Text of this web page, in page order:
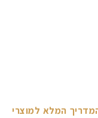
המלא למוצרי